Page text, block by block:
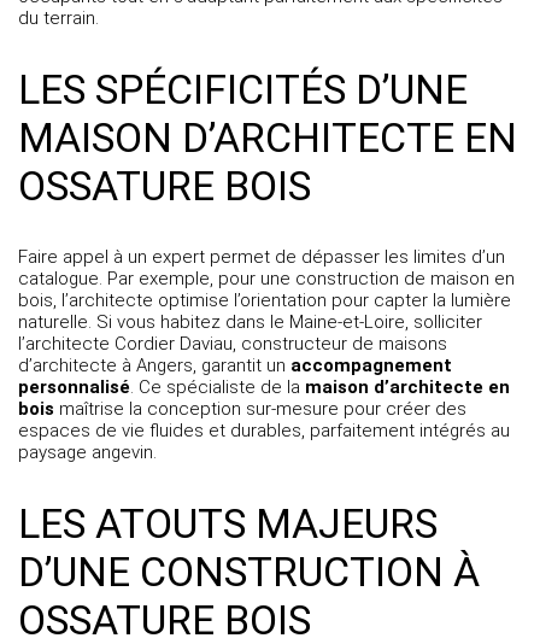
du terrain.
LES SPÉCIFICITÉS D’UNE
MAISON D’ARCHITECTE EN
OSSATURE BOIS
Faire appel à un expert permet de dépasser les limites d’un
catalogue. Par exemple, pour une construction de maison en
bois, l’architecte optimise l’orientation pour capter la lumière
naturelle. Si vous habitez dans le Maine-et-Loire, solliciter
l’architecte Cordier Daviau, constructeur de maisons
d’architecte à Angers , garantit un accompagnement
personnalisé . Ce spécialiste de la maison d’architecte en
bois maîtrise la conception sur-mesure pour créer des
espaces de vie fluides et durables, parfaitement intégrés au
paysage angevin.
LES ATOUTS MAJEURS
D’UNE CONSTRUCTION À
OSSATURE BOIS